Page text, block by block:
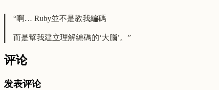
“啊… Ruby並不是教我編碼
而是幫我建立理解編碼的‘大腦’。”
评论
发表评论